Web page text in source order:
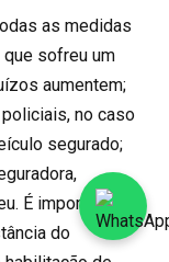
as medidas
sofreu um
aumentem;
no caso
segurado;
É importante
do